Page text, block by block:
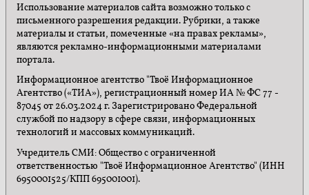
Использование материалов сайта возможно только с
письменного разрешения редакции. Рубрики, а также
материалы и статьи, помеченные «на правах рекламы»,
являются рекламно-информационными материалами
портала.
Информационное агентство "Твоё Информационное
Агентство («ТИА»), регистрационный номер ИА № ФС 77 -
87045 от 26.03.2024 г. Зарегистрировано Федеральной
службой по надзору в сфере связи, информационных
технологий и массовых коммуникаций.
Учредитель СМИ: Общество с ограниченной
ответственностью "Твоё Информационное Агентство" (ИНН
6950001525/КПП 695001001).